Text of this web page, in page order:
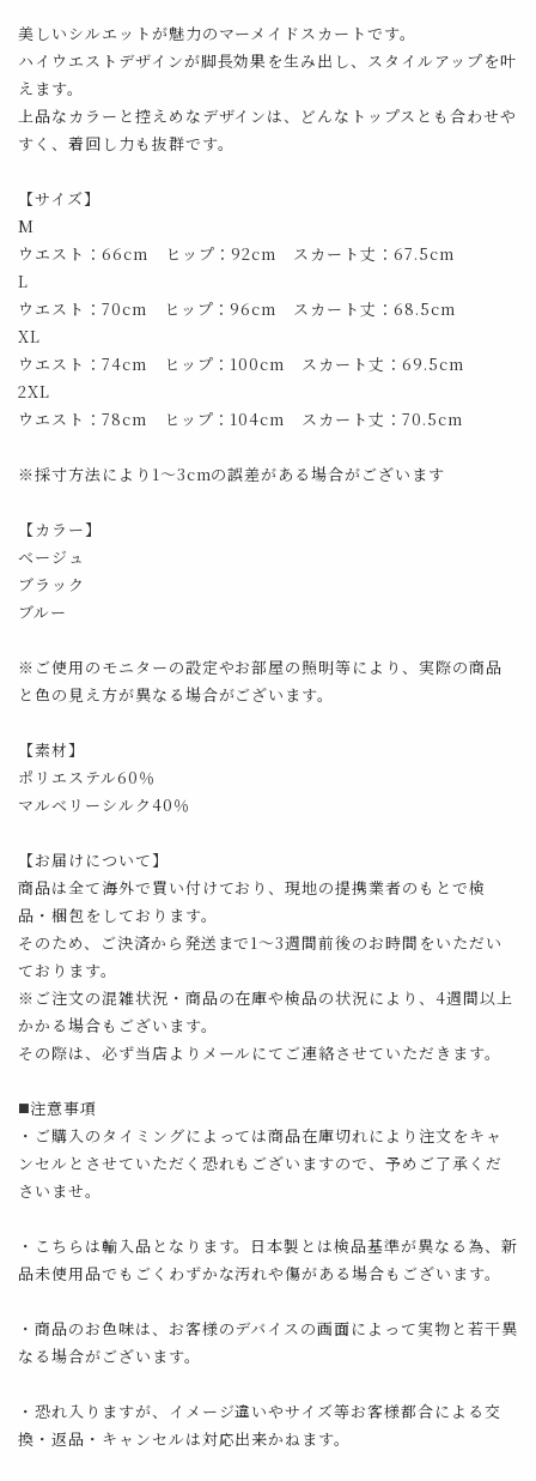
美しいシルエットが魅力のマーメイドスカートです。
ハイウエストデザインが脚長効果を生み出し、スタイルアップを叶
えます。
上品なカラーと控えめなデザインは、どんなトップスとも合わせや
すく、着回し力も抜群です。
【サイズ】
M
ウエスト：66cm ヒップ：92cm スカート丈：67.5cm
L
ウエスト：70cm ヒップ：96cm スカート丈：68.5cm
XL
ウエスト：74cm ヒップ：100cm スカート丈：69.5cm
2XL
ウエスト：78cm ヒップ：104cm スカート丈：70.5cm
※採寸方法により1～3cmの誤差がある場合がございます
【カラー】
ベージュ
ブラック
ブルー
※ご使用のモニターの設定やお部屋の照明等により、実際の商品
と色の見え方が異なる場合がございます。
【素材】
ポリエステル60％
マルベリーシルク40％
【お届けについて】
商品は全て海外で買い付けており、現地の提携業者のもとで検
品・梱包をしております。
そのため、ご決済から発送まで1～3週間前後のお時間をいただい
ております。
※ご注文の混雑状況・商品の在庫や検品の状況により、4週間以上
かかる場合もございます。
その際は、必ず当店よりメールにてご連絡させていただきます。
◼️注意事項
・ご購入のタイミングによっては商品在庫切れにより注文をキャ
ンセルとさせていただく恐れもございますので、予めご了承くだ
さいませ。
・こちらは輸入品となります。日本製とは検品基準が異なる為、新
品未使用品でもごくわずかな汚れや傷がある場合もございます。
・商品のお色味は、お客様のデバイスの画面によって実物と若干異
なる場合がございます。
・恐れ入りますが、イメージ違いやサイズ等お客様都合による交
換・返品・キャンセルは対応出来かねます。